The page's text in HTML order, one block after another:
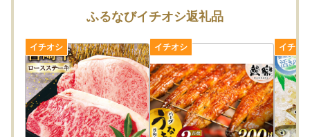
しません。また寄附金の返金もいたしかねます。
・手配状況次第では返礼品送付先ご住所の変更ができない場
合があります。また転送する場合は転送料金(受取人着払い)
が発生しますので、ご了承ください。
・「のし」可の返礼品を除き、のしの対応はいたしかねま
す。
・配送業者の指定はいたしかねます。また返礼品によって異
なります。
・事前に出荷日のご案内は行っておりません。また、ご要望
ふるなびイチオシ返礼品